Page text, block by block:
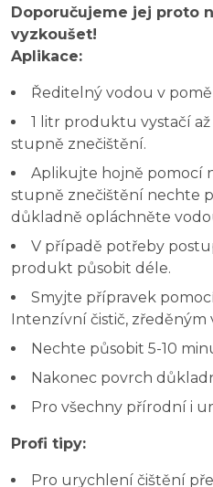
Doporučujeme jej proto
vyzkoušet!
Aplikace:
Ředitelný vodou v
1 litr produktu vystačí
stupně znečištění.
Aplikujte hojně pomocí
stupně znečištění nechte
důkladně opláchněte
V případě potřeby
produkt působit déle.
Smyjte přípravek
Intenzívní čistič, zředěným
Nechte působit 5-10
Nakonec povrch
Pro všechny přírodní i
Profi tipy:
Pro urychlení čištění